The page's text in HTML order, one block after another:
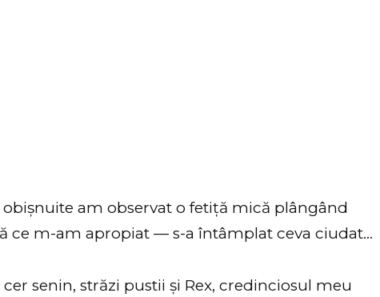
am observat o fetiță mică plângând
ce m-am apropiat — s-a întâmplat ceva ciudat…
senin, străzi pustii și Rex, credinciosul meu